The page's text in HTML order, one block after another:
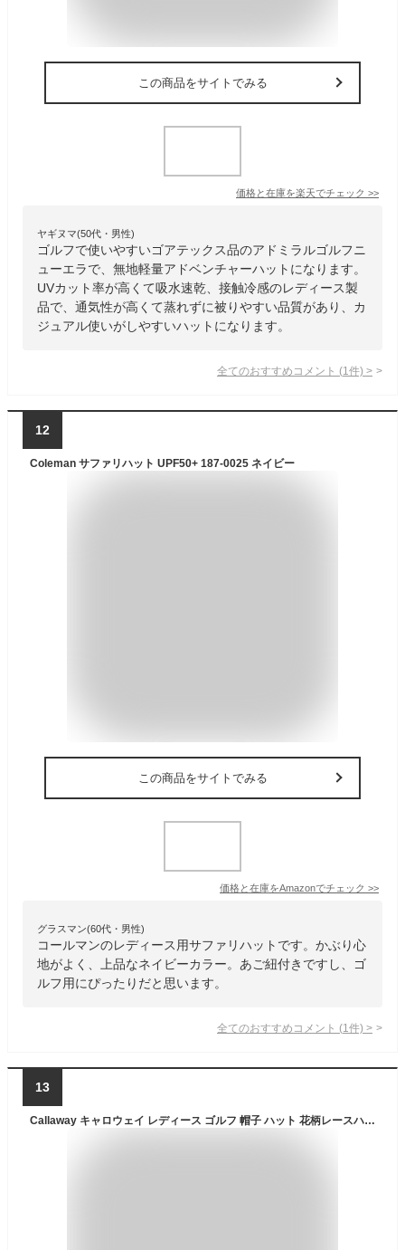
この商品をサイトでみる
価格と在庫を楽天でチェック >>
ヤギヌマ(50代・男性)
ゴルフで使いやすいゴアテックス品のアドミラルゴルフニ
ューエラで、無地軽量アドベンチャーハットになります。
UVカット率が高くて吸水速乾、接触冷感のレディース製
品で、通気性が高くて蒸れずに被りやすい品質があり、カ
ジュアル使いがしやすいハットになります。
全てのおすすめコメント (1 件) >
12
Coleman サファリハット UPF50+ 187-0025 ネイビー
この商品をサイトでみる
価格と在庫をAmazonでチェック >>
グラスマン(60代・男性)
コールマンのレディース用サファリハットです。かぶり心
地がよく、上品なネイビーカラー。あご紐付きですし、ゴ
ルフ用にぴったりだと思います。
全てのおすすめコメント (1 件) >
13
Callaway キャロウェイ レディース ゴルフ 帽子 ハット 花柄レースハット C26191221 26SS 春夏 吸汗速乾 アドベンチャーハット ロゴチャーム あご紐取り外し可 裏メッシュ仕様 調整可 日焼け対策 綿 ナイロン レーヨン 綿 セルロース ポリエステル